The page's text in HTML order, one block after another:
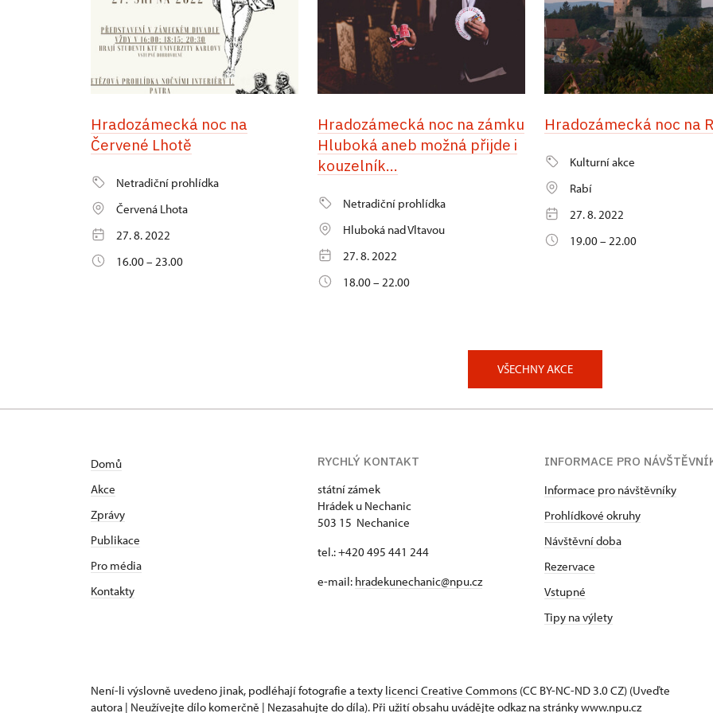
Hradozámecká noc na
Červené Lhotě
Netradiční prohlídka
Červená Lhota
27. 8. 2022
16.00 – 23.00
Hradozámecká noc na zámku
Hluboká aneb možná přijde i
kouzelník...
Netradiční prohlídka
Hluboká nad Vltavou
27. 8. 2022
18.00 – 22.00
Hradozámecká noc na
Kulturní akce
Rabí
27. 8. 2022
19.00 – 22.00
VŠECHNY AKCE
Domů
Akce
Zprávy
Publikace
Pro média
Kontakty
RYCHLÝ KONTAKT
státní zámek
Hrádek u Nechanic
503 15 Nechanice
tel.: +420 495 441 244
e-mail: hradekunechanic@npu.cz
INFORMACE PRO
Informace pro návštěvníky
Prohlídkové okruhy
Návštěvní doba
Rezervace
Vstupné
Tipy na výlety
Není-li výslovně uvedeno jinak, podléhají fotografie a texty licenci Creative Commons (CC BY-NC-ND 3.0 CZ) (Uveďte
autora | Neužívejte dílo komerčně | Nezasahujte do díla). Při užití obsahu uvádějte odkaz na stránky www.npu.cz